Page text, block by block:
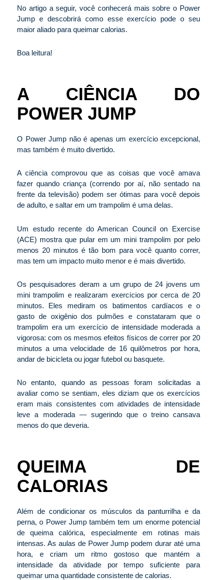
No artigo a seguir, você conhecerá mais sobre o Power
Jump e descobrirá como esse exercício pode o seu
maior aliado para queimar calorias.
Boa leitura!
A CIÊNCIA DO
POWER JUMP
O Power Jump não é apenas um exercício excepcional,
mas também é muito divertido.
A ciência comprovou que as coisas que você amava
fazer quando criança (correndo por aí, não sentado na
frente da televisão) podem ser ótimas para você depois
de adulto, e saltar em um trampolim é uma delas.
Um estudo recente do American Council on Exercise
(ACE) mostra que pular em um mini trampolim por pelo
menos 20 minutos é tão bom para você quanto correr,
mas tem um impacto muito menor e é mais divertido.
Os pesquisadores deram a um grupo de 24 jovens um
mini trampolim e realizaram exercícios por cerca de 20
minutos. Eles mediram os batimentos cardíacos e o
gasto de oxigênio dos pulmões e constataram que o
trampolim era um exercício de intensidade moderada a
vigorosa: com os mesmos efeitos físicos de correr por 20
minutos a uma velocidade de 16 quilômetros por hora,
andar de bicicleta ou jogar futebol ou basquete.
No entanto, quando as pessoas foram solicitadas a
avaliar como se sentiam, eles diziam que os exercícios
eram mais consistentes com atividades de intensidade
leve a moderada — sugerindo que o treino cansava
menos do que deveria.
QUEIMA DE
CALORIAS
Além de condicionar os músculos da panturrilha e da
perna, o Power Jump também tem um enorme potencial
de queima calórica, especialmente em rotinas mais
intensas. As aulas de Power Jump podem durar até uma
hora, e criam um ritmo gostoso que mantém a
intensidade da atividade por tempo suficiente para
queimar uma quantidade consistente de calorias.